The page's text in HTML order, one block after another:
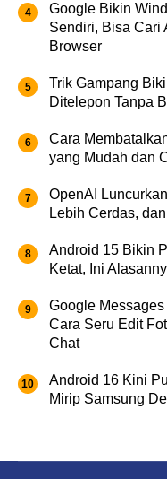
Google Bikin
Sendiri, Bisa Cari
Browser
Trik Gampang
Ditelepon Tanpa
Cara
yang Mudah dan
OpenAI
Lebih Cerdas,
Android 15 Bikin
Ketat, Ini
Google
Cara Seru Edit
Chat
Android 16 Kini
Mirip Samsung